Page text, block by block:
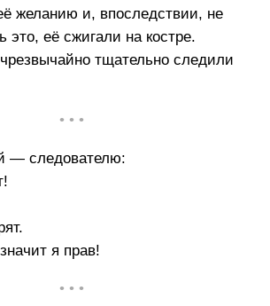
желанию и, впоследствии, не
это, её сжигали на костре.
тщательно следили
• • •
— следователю:
я прав!
• • •